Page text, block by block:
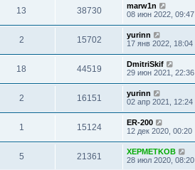
13 38730
marw1n
08 июн 2022, 09:47
2 15702
yurinn
17 янв 2022, 18:04
18 44519
DmitriSkif
29 июн 2021, 22:36
2 16151
yurinn
02 апр 2021, 12:24
1 15124
ER-200
12 дек 2020, 00:20
5 21361
XEPMETKOB
28 июл 2020, 08:20